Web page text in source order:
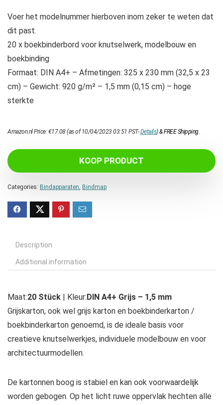
Voer het modelnummer hierboven inom zeker te weten dat
dit past.
20 x boekbinderbord voor knutselwerk, modelbouw en
boekbinding
Formaat: DIN A4+ – Afmetingen: 325 x 230 mm (32,5 x 23
cm) – Gewicht: 920 g/m² – 1,5 mm (0,15 cm) – hoge
sterkte
Amazon.nl Price:€17.08(as of 10/04/2023 03:51 PST-Details)&FREE Shipping.
KOOP PRODUCT
Categories: Bindapparaten, Bindmap
Description
Additional information
Maat:20 Stück | Kleur:DIN A4+ Grijs – 1,5 mm
Grijskarton, ook wel grijs karton en boekbinderkarton /
boekbinderkarton genoemd, is de ideale basis voor
creatieve knutselwerkjes, individuele modelbouw en voor
architectuurmodellen.
De kartonnen boog is stabiel en kan ook voorwaardelijk
worden gebogen. Op het licht ruwe oppervlak hechten alle